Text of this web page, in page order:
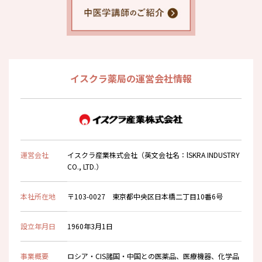
イスクラ薬局の運営会社情報
運営会社
イスクラ産業株式会社（英文会社名：lSKRA INDUSTRY
CO., LTD.）
本社所在地 〒103-0027 東京都中央区日本橋二丁目10番6号
設立年月日 1960年3月1日
事業概要
ロシア・CIS諸国・中国との医薬品、医療機器、化学品